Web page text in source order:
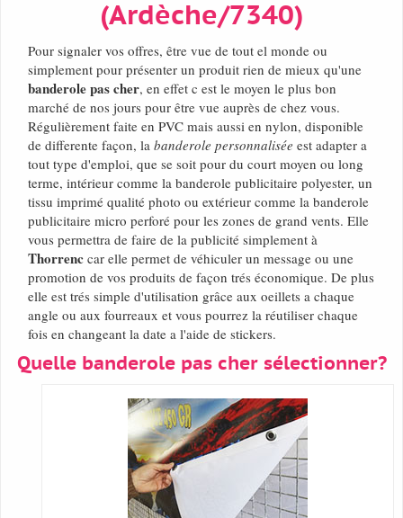
(Ardèche/7340)
Pour signaler vos offres, être vue de tout el monde ou
simplement pour présenter un produit rien de mieux qu'une
banderole pas cher, en effet c est le moyen le plus bon
marché de nos jours pour être vue auprès de chez vous.
Régulièrement faite en PVC mais aussi en nylon, disponible
de differente façon, la banderole personnalisée est adapter a
tout type d'emploi, que se soit pour du court moyen ou long
terme, intérieur comme la banderole publicitaire polyester, un
tissu imprimé qualité photo ou extérieur comme la banderole
publicitaire micro perforé pour les zones de grand vents. Elle
vous permettra de faire de la publicité simplement à
Thorrenc car elle permet de véhiculer un message ou une
promotion de vos produits de façon trés économique. De plus
elle est trés simple d'utilisation grâce aux oeillets a chaque
angle ou aux fourreaux et vous pourrez la réutiliser chaque
fois en changeant la date a l'aide de stickers.
Quelle banderole pas cher sélectionner?